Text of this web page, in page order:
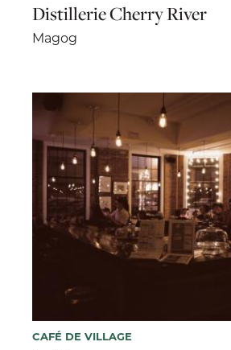
Distillerie Cherry River
Magog
CAFÉ DE VILLAGE